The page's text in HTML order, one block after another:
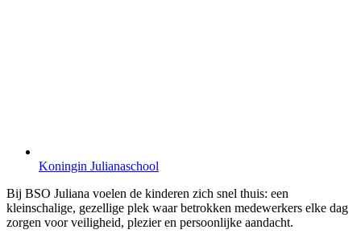
Koningin Julianaschool
Bij BSO Juliana voelen de kinderen zich snel thuis: een
kleinschalige, gezellige plek waar betrokken medewerkers elke dag
zorgen voor veiligheid, plezier en persoonlijke aandacht.